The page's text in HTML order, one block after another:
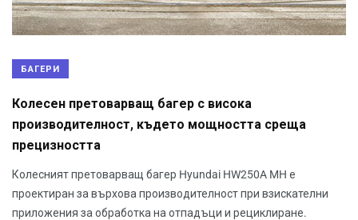
БАГЕРИ
Колесен претоварващ багер с висока
производителност, където мощността среща
прецизността
Колесният претоварващ багер Hyundai HW250A MH е
проектиран за върхова производителност при взискателни
приложения за обработка на отпадъци и рециклиране.